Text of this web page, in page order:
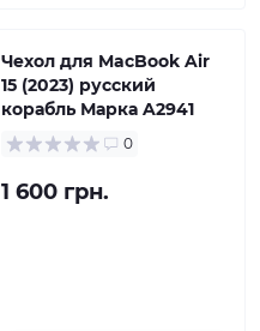
Чехол для MacBook Air
15 (2023) русский
корабль Марка A2941
0
1 600 грн.